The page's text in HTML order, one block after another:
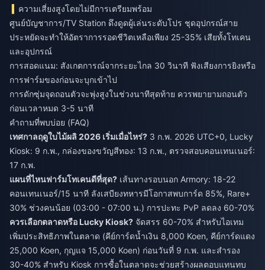
ความเสี่ยงสูงโดยไม่มีการเตรียมพร้อม
ศูนย์บัญชาการ/TV Station ดึงดูดผู้เล่นระดับโปร ชุดอุปกรณ์สาย
ประหยัดจะทำให้อัตราการรอดชีวิตเหลือเพียง 25-35% เสียทั้งโทเคน
และอุปกรณ์
การสอดแนม: สังเกตการณ์จากระยะไกล 30 วินาที ฟังเสียงการยิงหรือ
การฟาร์มของก่อนจะบุกเข้าไป
การดักซุ่มจุดถอนตัวจะพุ่งสูงในช่วงนาทีสุดท้าย ควรพยายามถอนตัว
ก่อนเวลาหมด 3-5 นาที
คำถามที่พบบ่อย (FAQ)
เทศกาลฤดูใบไม้ผลิ 2026 เริ่มเมื่อไหร่? 3 ก.พ. 2026 UTC+0, Lucky
Kiosk: 9 ก.พ., กล่องของขวัญสีทอง: 13 ก.พ., ตรวจสอบคอนเทนเนอร์:
17 ก.พ.
แผนที่ไหนฟาร์มโทเคนดีที่สุด? เส้นทางรอบนอก Armory: 18-22
คอนเทนเนอร์/15 นาที ลังเสบียงทหารมีโอกาสพบการ์ด 85%, Rare+
30% ช่วงคนน้อย (03:00 - 07:00 น.) การปะทะ PvP ลดลง 60-70%
ควรเลือกตลาดหรือ Lucky Kiosk? จัดสรร 60-70% สำหรับไอเทม
เพิ่มประสิทธิภาพในตลาด (คีย์การ์ดน้ำเงิน 8,000 Koen, คีย์การ์ดแดง
25,000 Koen, กุญแจ 15,000 Koen) ก่อนวันที่ 9 ก.พ. และสำรอง
30-40% สำหรับ Kiosk การซื้อในตลาดจะช่วยสร้างผลตอบแทนทบ